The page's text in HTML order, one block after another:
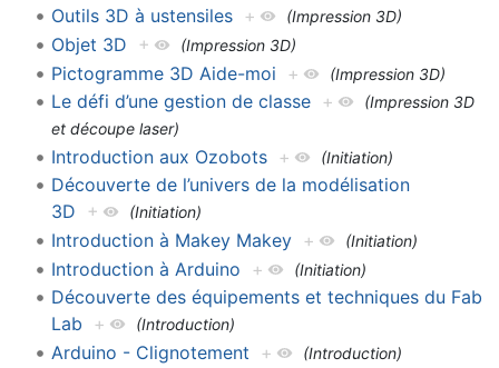
Outils 3D à ustensiles + (Impression 3D)
Objet 3D + (Impression 3D)
Pictogramme 3D Aide-moi + (Impression 3D)
Le défi d’une gestion de classe +
(Impression 3D
et découpe laser)
Introduction aux Ozobots + (Initiation)
Découverte de l’univers de la modélisation
3D
+ (Initiation)
Introduction à Makey Makey + (Initiation)
Introduction à Arduino + (Initiation)
Découverte des équipements et techniques du Fab
Lab + (Introduction)
Arduino - Clignotement + (Introduction)